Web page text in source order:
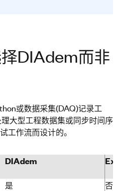
DIAdem而非
或数据采集(DAQ)记录工
大型工程数据集或同步时间序
工作流而设计的。
DIAdem
是 否